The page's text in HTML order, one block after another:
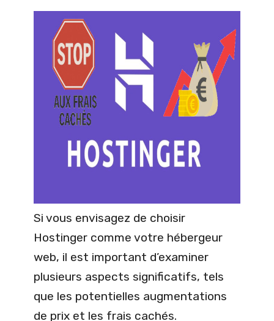
Si vous envisagez de choisir
Hostinger comme votre hébergeur
web, il est important d’examiner
plusieurs aspects significatifs, tels
que les potentielles augmentations
de prix et les frais cachés.